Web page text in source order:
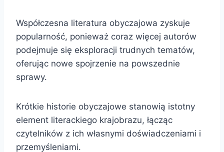
Współczesna literatura obyczajowa zyskuje
popularność, ponieważ coraz więcej autorów
podejmuje się eksploracji trudnych tematów,
oferując nowe spojrzenie na powszednie
sprawy.
Krótkie historie obyczajowe stanowią istotny
element literackiego krajobrazu, łącząc
czytelników z ich własnymi doświadczeniami i
przemyśleniami.